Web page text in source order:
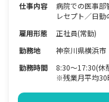
仕事内容
病院での医事部
レセプト／日勤
雇用形態
正社員(常勤)
勤務地
神奈川県横浜市
勤務時間
8:30〜17:30(休
※残業月平均30